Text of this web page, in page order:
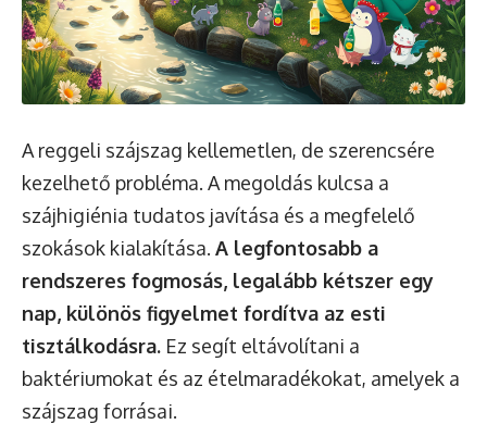
A reggeli szájszag kellemetlen, de szerencsére
kezelhető probléma. A megoldás kulcsa a
szájhigiénia tudatos javítása és a megfelelő
szokások kialakítása. A legfontosabb a
rendszeres fogmosás, legalább kétszer egy
nap, különös figyelmet fordítva az esti
tisztálkodásra. Ez segít eltávolítani a
baktériumokat és az ételmaradékokat, amelyek a
szájszag forrásai.